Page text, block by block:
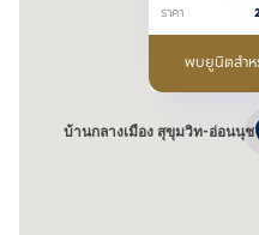
บ้านกลางเมือง สุขุมวิท-อ่อนนุช
ราคา
พบยูนิตสำห